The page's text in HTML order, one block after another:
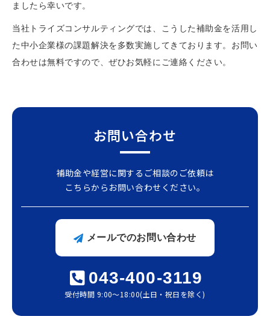
ましたら幸いです。
当社トライズコンサルティングでは、こうした補助金を活用し
た中小企業様の課題解決を多数実施してきております。お問い
合わせは無料ですので、ぜひお気軽にご連絡ください。
お問い合わせ
補助金や経営に関するご相談のご依頼は
こちらからお問い合わせください。
メールでのお問い合わせ
043-400-3119
受付時間 9:00〜18:00(土日・祝日を除く)